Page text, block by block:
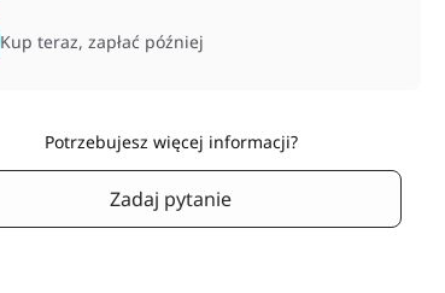
Kup teraz, zapłać później
Potrzebujesz więcej informacji?
Zadaj pytanie